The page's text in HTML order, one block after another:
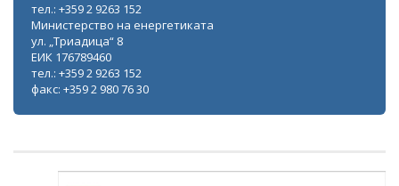
тел.: +359 2 9263 152
Министерство на енергетиката
ул. „Триадица“ 8
ЕИК 176789460
тел.: +359 2 9263 152
факс: +359 2 980 76 30